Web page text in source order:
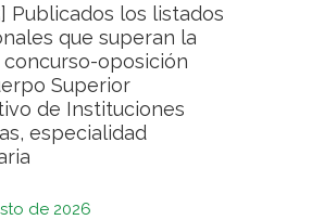
Publicados los listados
que superan la
concurso-oposición
Superior
de Instituciones
especialidad
de 2026